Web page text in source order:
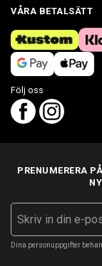
VÅRA BETALSÄTT
Följ oss
PRENUMERERA
Dina personuppgifter